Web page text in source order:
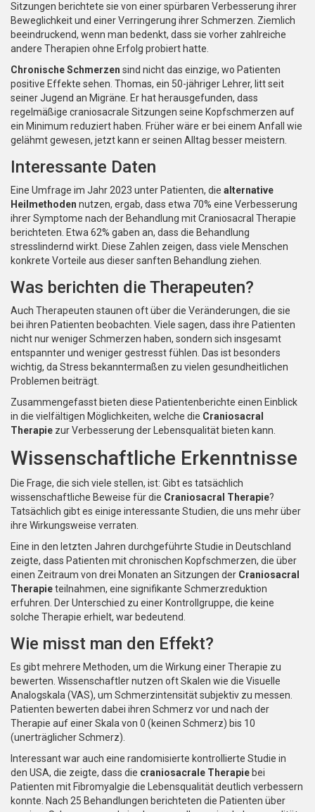
Sitzungen berichtete sie von einer spürbaren Verbesserung ihrer
Beweglichkeit und einer Verringerung ihrer Schmerzen. Ziemlich
beeindruckend, wenn man bedenkt, dass sie vorher zahlreiche
andere Therapien ohne Erfolg probiert hatte.
Chronische Schmerzen sind nicht das einzige, wo Patienten
positive Effekte sehen. Thomas, ein 50-jähriger Lehrer, litt seit
seiner Jugend an Migräne. Er hat herausgefunden, dass
regelmäßige craniosacrale Sitzungen seine Kopfschmerzen auf
ein Minimum reduziert haben. Früher wäre er bei einem Anfall wie
gelähmt gewesen, jetzt kann er seinen Alltag besser meistern.
Interessante Daten
Eine Umfrage im Jahr 2023 unter Patienten, die alternative
Heilmethoden nutzen, ergab, dass etwa 70% eine Verbesserung
ihrer Symptome nach der Behandlung mit Craniosacral Therapie
berichteten. Etwa 62% gaben an, dass die Behandlung
stresslindernd wirkt. Diese Zahlen zeigen, dass viele Menschen
konkrete Vorteile aus dieser sanften Behandlung ziehen.
Was berichten die Therapeuten?
Auch Therapeuten staunen oft über die Veränderungen, die sie
bei ihren Patienten beobachten. Viele sagen, dass ihre Patienten
nicht nur weniger Schmerzen haben, sondern sich insgesamt
entspannter und weniger gestresst fühlen. Das ist besonders
wichtig, da Stress bekanntermaßen zu vielen gesundheitlichen
Problemen beiträgt.
Zusammengefasst bieten diese Patientenberichte einen Einblick
in die vielfältigen Möglichkeiten, welche die Craniosacral
Therapie zur Verbesserung der Lebensqualität bieten kann.
Wissenschaftliche Erkenntnisse
Die Frage, die sich viele stellen, ist: Gibt es tatsächlich
wissenschaftliche Beweise für die Craniosacral Therapie?
Tatsächlich gibt es einige interessante Studien, die uns mehr über
ihre Wirkungsweise verraten.
Eine in den letzten Jahren durchgeführte Studie in Deutschland
zeigte, dass Patienten mit chronischen Kopfschmerzen, die über
einen Zeitraum von drei Monaten an Sitzungen der Craniosacral
Therapieteilnahmen, eine signifikante Schmerzreduktion
erfuhren. Der Unterschied zu einer Kontrollgruppe, die keine
solche Therapie erhielt, war bedeutend.
Wie misst man den Effekt?
Es gibt mehrere Methoden, um die Wirkung einer Therapie zu
bewerten. Wissenschaftler nutzen oft Skalen wie die Visuelle
Analogskala (VAS), um Schmerzintensität subjektiv zu messen.
Patienten bewerten dabei ihren Schmerz vor und nach der
Therapie auf einer Skala von 0 (keinen Schmerz) bis 10
(unerträglicher Schmerz).
Interessant war auch eine randomisierte kontrollierte Studie in
den USA, die zeigte, dass die craniosacrale Therapie bei
Patienten mit Fibromyalgie die Lebensqualität deutlich verbessern
konnte. Nach 25 Behandlungen berichteten die Patienten über